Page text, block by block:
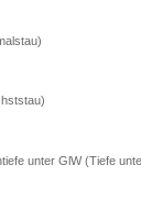
unter GlW (Tiefe